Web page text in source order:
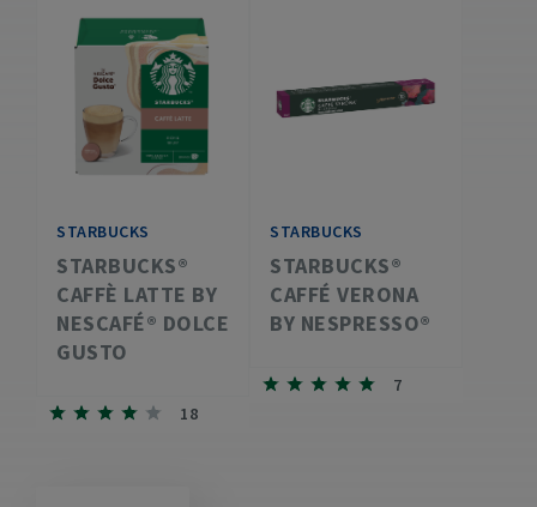
STARBUCKS
STARBUCKS®
CAFFÈ LATTE BY
NESCAFÉ® DOLCE
GUSTO
18
STARBUCKS
STARBUCKS®
CAFFÉ VERONA
BY NESPRESSO®
7